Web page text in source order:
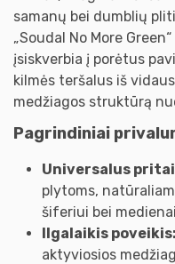
samanų bei dumblių
„Soudal No More
įsiskverbia į porėtus
kilmės teršalus iš
medžiagos struktūrą
Pagrindiniai
Universalus
plytoms,
šiferiui bei
Ilgalaikis poveikis:
aktyviosios